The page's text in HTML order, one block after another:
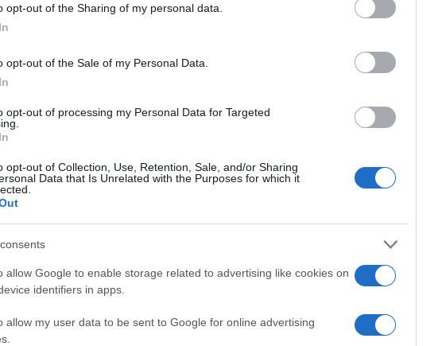
opt-out of the Sharing of my personal data.
opt-out of the Sale of my Personal Data.
opt-out of processing my Personal Data for Targeted
opt-out of Collection, Use, Retention, Sale, and/or Sharing
Data that Is Unrelated with the Purposes for which it
allow Google to enable storage related to advertising like cookies on
identifiers in apps.
allow my user data to be sent to Google for online advertising
29h a
di un appuntamento organizzato da